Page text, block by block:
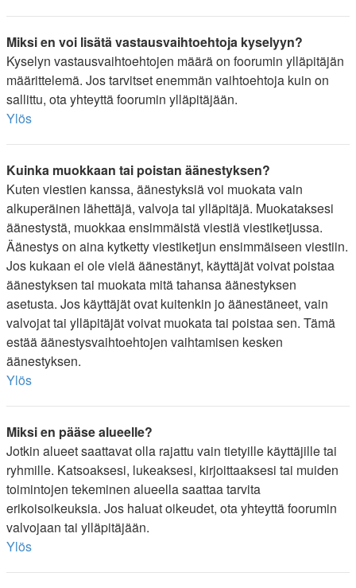
Miksi en voi lisätä vastausvaihtoehtoja kyselyyn?
Kyselyn vastausvaihtoehtojen määrä on foorumin ylläpitäjän
määrittelemä. Jos tarvitset enemmän vaihtoehtoja kuin on
sallittu, ota yhteyttä foorumin ylläpitäjään.
Ylös
Kuinka muokkaan tai poistan äänestyksen?
Kuten viestien kanssa, äänestyksiä voi muokata vain
alkuperäinen lähettäjä, valvoja tai ylläpitäjä. Muokataksesi
äänestystä, muokkaa ensimmäistä viestiä viestiketjussa.
Äänestys on aina kytketty viestiketjun ensimmäiseen viestiin.
Jos kukaan ei ole vielä äänestänyt, käyttäjät voivat poistaa
äänestyksen tai muokata mitä tahansa äänestyksen
asetusta. Jos käyttäjät ovat kuitenkin jo äänestäneet, vain
valvojat tai ylläpitäjät voivat muokata tai poistaa sen. Tämä
estää äänestysvaihtoehtojen vaihtamisen kesken
äänestyksen.
Ylös
Miksi en pääse alueelle?
Jotkin alueet saattavat olla rajattu vain tietyille käyttäjille tai
ryhmille. Katsoaksesi, lukeaksesi, kirjoittaaksesi tai muiden
toimintojen tekeminen alueella saattaa tarvita
erikoisoikeuksia. Jos haluat oikeudet, ota yhteyttä foorumin
valvojaan tai ylläpitäjään.
Ylös